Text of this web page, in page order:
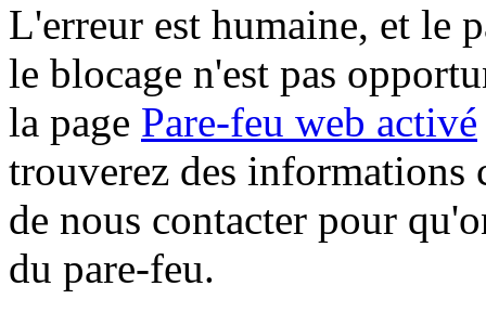
L'erreur est humaine, et le
le blocage n'est pas
la page Pare-feu web activé
trouverez des informations
de nous contacter pour
du pare-feu.